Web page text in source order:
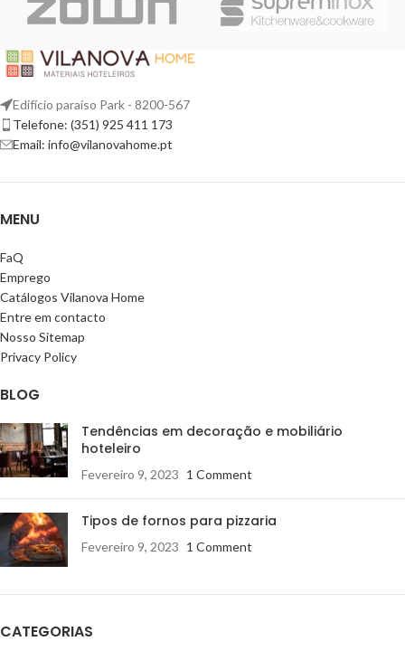
Edifício paraíso Park - 8200-567
Telefone: (351) 925 411 173
Email: info@vilanovahome.pt
MENU
FaQ
Emprego
Catálogos Vilanova Home
Entre em contacto
Nosso Sitemap
Privacy Policy
BLOG
Tendências em decoração e mobiliário
hoteleiro
Fevereiro 9, 2023 1 Comment
Tipos de fornos para pizzaria
Fevereiro 9, 2023 1 Comment
CATEGORIAS